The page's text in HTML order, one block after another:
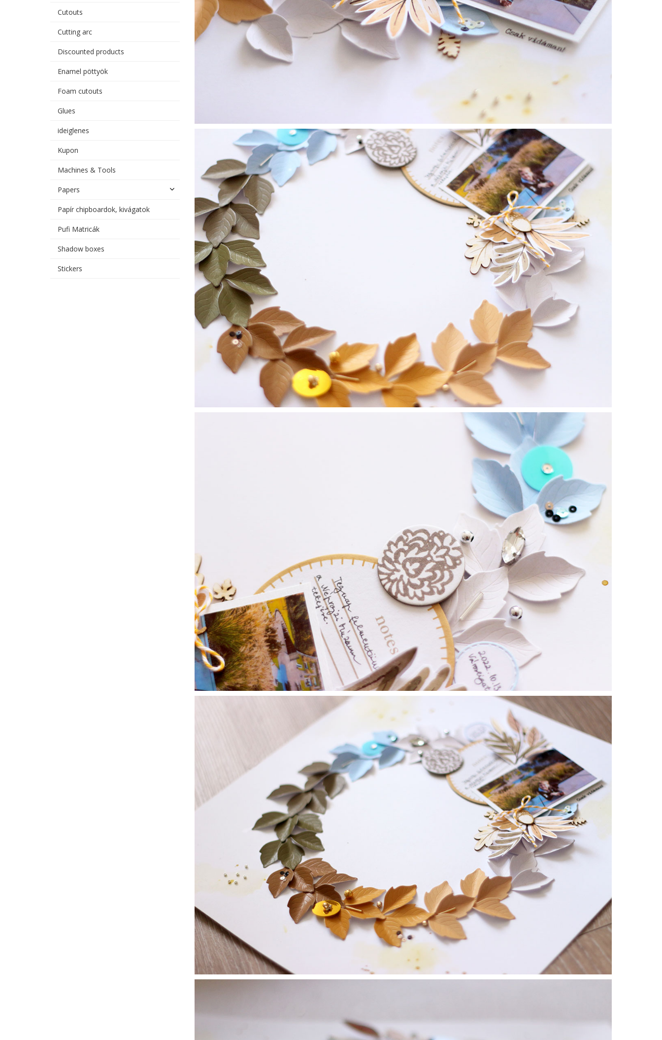
Cutouts
Cutting arc
Discounted products
Enamel pöttyök
Foam cutouts
Glues
ideiglenes
Kupon
Machines & Tools
Papers
Papír chipboardok, kivágatok
Pufi Matricák
Shadow boxes
Stickers